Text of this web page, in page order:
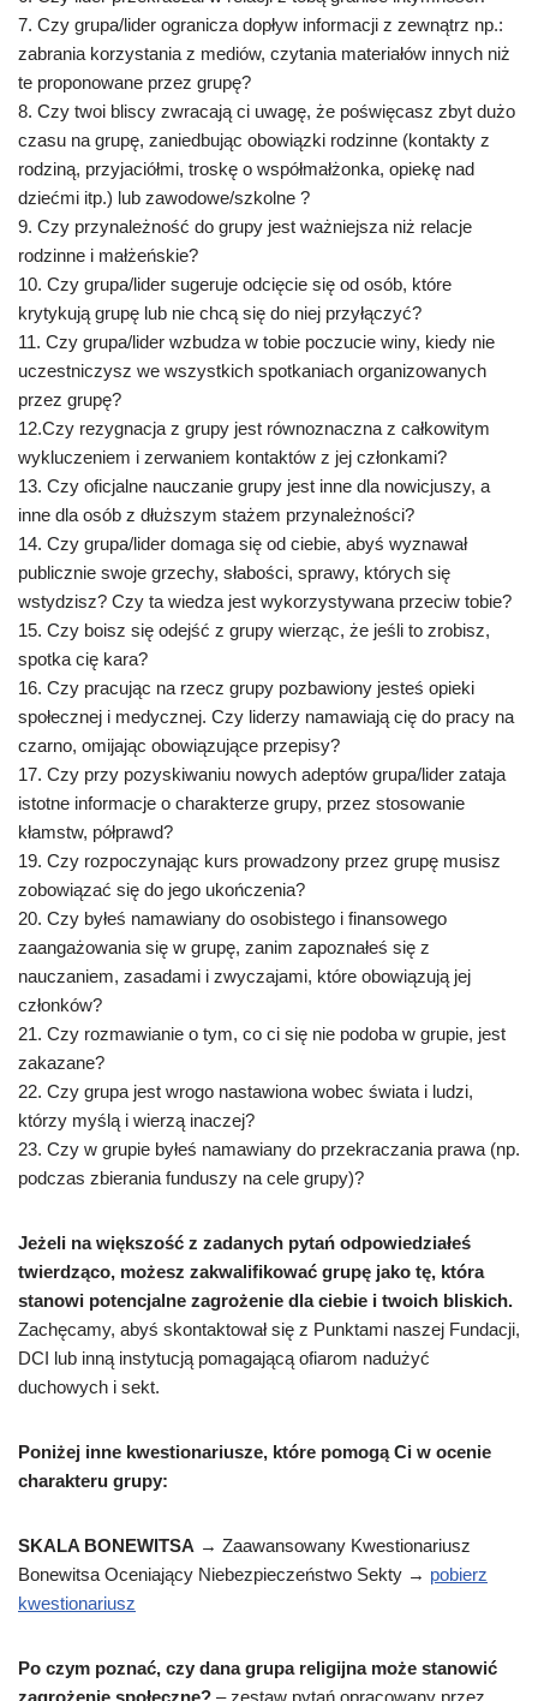
7. Czy grupa/lider ogranicza dopływ informacji z zewnątrz np.:
zabrania korzystania z mediów, czytania materiałów innych niż
te proponowane przez grupę?
8. Czy twoi bliscy zwracają ci uwagę, że poświęcasz zbyt dużo
czasu na grupę, zaniedbując obowiązki rodzinne (kontakty z
rodziną, przyjaciółmi, troskę o współmałżonka, opiekę nad
dziećmi itp.) lub zawodowe/szkolne ?
9. Czy przynależność do grupy jest ważniejsza niż relacje
rodzinne i małżeńskie?
10. Czy grupa/lider sugeruje odcięcie się od osób, które
krytykują grupę lub nie chcą się do niej przyłączyć?
11. Czy grupa/lider wzbudza w tobie poczucie winy, kiedy nie
uczestniczysz we wszystkich spotkaniach organizowanych
przez grupę?
12.Czy rezygnacja z grupy jest równoznaczna z całkowitym
wykluczeniem i zerwaniem kontaktów z jej członkami?
13. Czy oficjalne nauczanie grupy jest inne dla nowicjuszy, a
inne dla osób z dłuższym stażem przynależności?
14. Czy grupa/lider domaga się od ciebie, abyś wyznawał
publicznie swoje grzechy, słabości, sprawy, których się
wstydzisz? Czy ta wiedza jest wykorzystywana przeciw tobie?
15. Czy boisz się odejść z grupy wierząc, że jeśli to zrobisz,
spotka cię kara?
16. Czy pracując na rzecz grupy pozbawiony jesteś opieki
społecznej i medycznej. Czy liderzy namawiają cię do pracy na
czarno, omijając obowiązujące przepisy?
17. Czy przy pozyskiwaniu nowych adeptów grupa/lider zataja
istotne informacje o charakterze grupy, przez stosowanie
kłamstw, półprawd?
19. Czy rozpoczynając kurs prowadzony przez grupę musisz
zobowiązać się do jego ukończenia?
20. Czy byłeś namawiany do osobistego i finansowego
zaangażowania się w grupę, zanim zapoznałeś się z
nauczaniem, zasadami i zwyczajami, które obowiązują jej
członków?
21. Czy rozmawianie o tym, co ci się nie podoba w grupie, jest
zakazane?
22. Czy grupa jest wrogo nastawiona wobec świata i ludzi,
którzy myślą i wierzą inaczej?
23. Czy w grupie byłeś namawiany do przekraczania prawa (np.
podczas zbierania funduszy na cele grupy)?
Jeżeli na większość z zadanych pytań odpowiedziałeś
twierdząco, możesz zakwalifikować grupę jako tę, która
stanowi potencjalne zagrożenie dla ciebie i twoich bliskich.
Zachęcamy, abyś skontaktował się z Punktami naszej Fundacji,
DCI lub inną instytucją pomagającą ofiarom nadużyć
duchowych i sekt.
Poniżej inne kwestionariusze, które pomogą Ci w ocenie
charakteru grupy:
SKALA BONEWITSA → Zaawansowany Kwestionariusz
Bonewitsa Oceniający Niebezpieczeństwo Sekty → pobierz
kwestionariusz
Po czym poznać, czy dana grupa religijna może stanowić